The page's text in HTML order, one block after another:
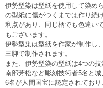
伊勢型染は型紙を使用して染め
の型紙に傷がつくまでは作り続
利点があり、同じ柄でも色違い
もございます。
伊勢型染は型紙を作家が制作し
三脚で制作されます。
また、伊勢型染の型紙は4つの
南部芳松など彫刻技術者5名と
6名が人間国宝に認定されており